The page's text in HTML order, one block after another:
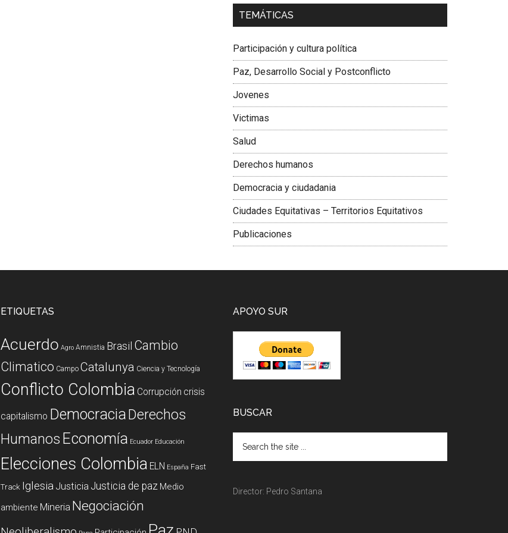
Dra. Carolina Corcho Mejía,
Latinoamericana Sur, Vicepresidenta Federación
TEMÁTICAS
Participación y cultura política
Paz, Desarrollo Social y Postconflicto
Jovenes
Victimas
Salud
Derechos humanos
Democracia y ciudadania
Ciudades Equitativas – Territorios Equitativos
Publicaciones
ETIQUETAS
Acuerdo Agro Amnistia Brasil Cambio
Climatico Campo Catalunya Ciencia y Tecnología
Conflicto Colombia Corrupción crisis
capitalismo DemocraciaDerechos
Humanos Economía Ecuador Educación
Elecciones Colombia ELN España Fast
Track Iglesia Justicia Justicia de paz Medio
ambiente Mineria Negociación
APOYO SUR
BUSCAR
Director: Pedro Santana